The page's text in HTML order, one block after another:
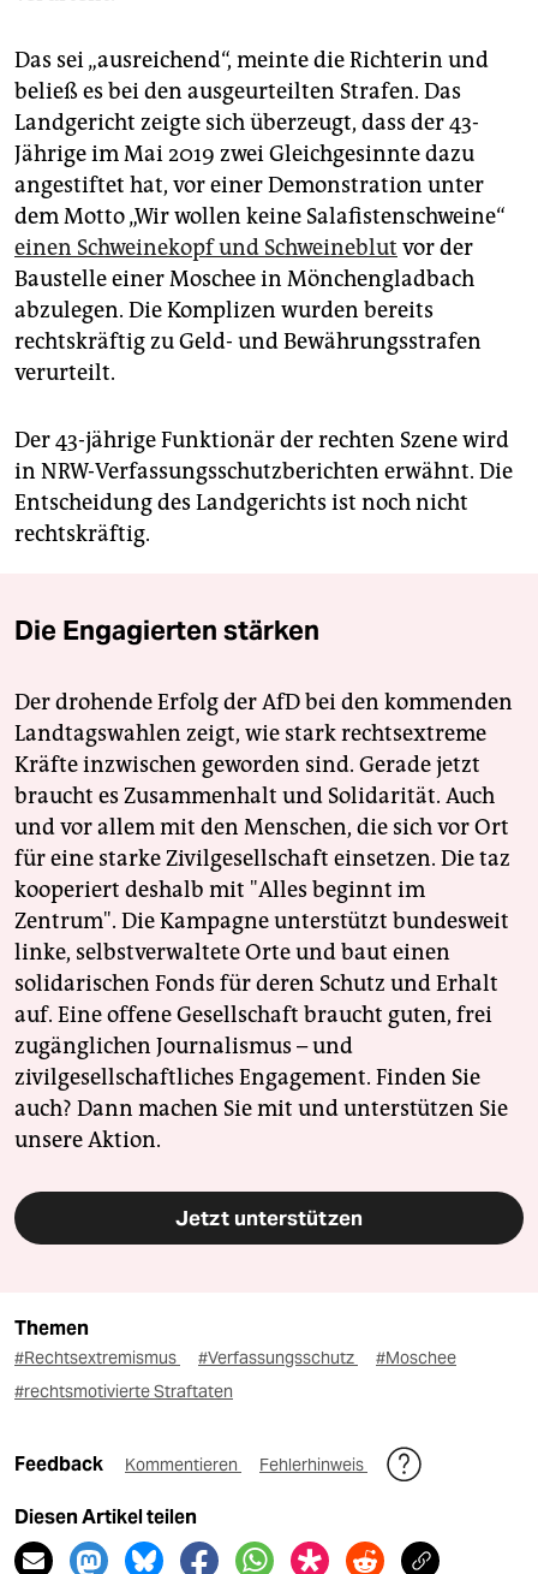
Das sei „ausreichend“, meinte die Richterin und
beließ es bei den ausgeurteilten Strafen. Das
Landgericht zeigte sich überzeugt, dass der 43-
Jährige im Mai 2019 zwei Gleichgesinnte dazu
angestiftet hat, vor einer Demonstration unter
dem Motto „Wir wollen keine Salafistenschweine“
einen Schweinekopf und Schweineblut vor der
Baustelle einer Moschee in Mönchengladbach
abzulegen. Die Komplizen wurden bereits
rechtskräftig zu Geld- und Bewährungsstrafen
verurteilt.
Der 43-jährige Funktionär der rechten Szene wird
in NRW-Verfassungsschutzberichten erwähnt. Die
Entscheidung des Landgerichts ist noch nicht
rechtskräftig.
Die Engagierten stärken
Der drohende Erfolg der AfD bei den kommenden
Landtagswahlen zeigt, wie stark rechtsextreme
Kräfte inzwischen geworden sind. Gerade jetzt
braucht es Zusammenhalt und Solidarität. Auch
und vor allem mit den Menschen, die sich vor Ort
für eine starke Zivilgesellschaft einsetzen. Die taz
kooperiert deshalb mit "Alles beginnt im
Zentrum". Die Kampagne unterstützt bundesweit
linke, selbstverwaltete Orte und baut einen
solidarischen Fonds für deren Schutz und Erhalt
auf. Eine offene Gesellschaft braucht guten, frei
zugänglichen Journalismus – und
zivilgesellschaftliches Engagement. Finden Sie
auch? Dann machen Sie mit und unterstützen Sie
unsere Aktion.
Jetzt unterstützen
Themen
#Rechtsextremismus #Verfassungsschutz
#Moschee
#rechtsmotivierte Straftaten
Feedback Kommentieren Fehlerhinweis
Diesen Artikel teilen